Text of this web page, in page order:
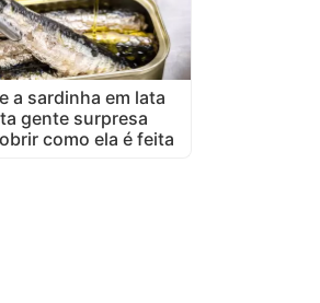
a sardinha em lata
gente surpresa
como ela é feita